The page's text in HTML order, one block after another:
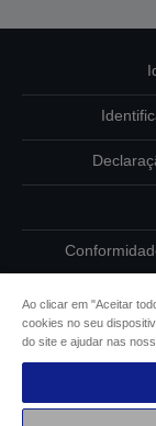
Ao clicar em "Aceitar
cookies no seu
do site e ajudar nas